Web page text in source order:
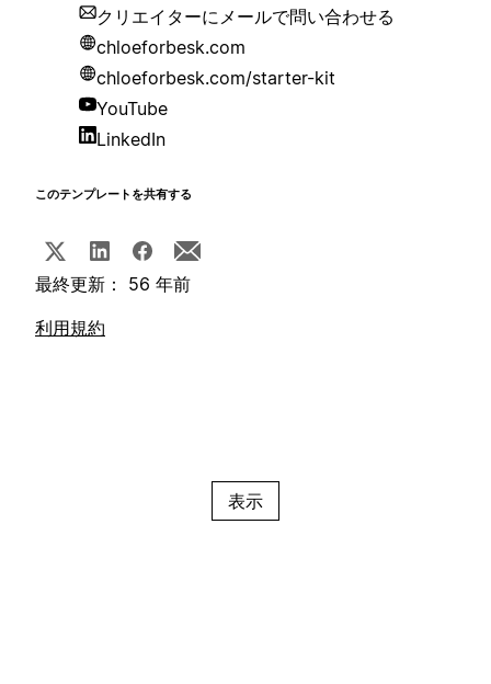
クリエイターにメールで問い合わせる
chloeforbesk.com
chloeforbesk.com/starter-kit
YouTube
LinkedIn
このテンプレートを共有する
最終更新： 56 年前
利用規約
表示